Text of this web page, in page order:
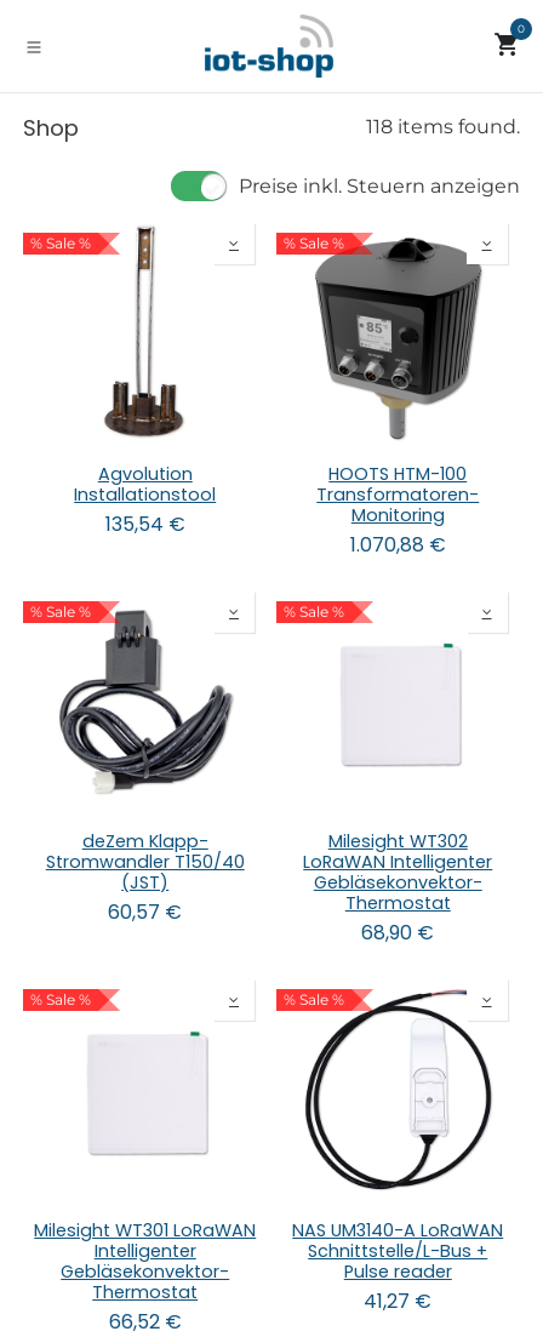
0
Shop 118 items found.
Preise inkl. Steuern anzeigen
% Sale %
Agvolution
Installationstool
135,54 €
% Sale %
HOOTS HTM-100
Transformatoren-
Monitoring
1.070,88€
% Sale %
deZem Klapp-
Stromwandler T150/40
(JST)
60,57 €
% Sale %
Milesight WT302
LoRaWAN Intelligenter
Gebläsekonvektor-
Thermostat
68,90 €
% Sale %
Milesight WT301 LoRaWAN
Intelligenter
Gebläsekonvektor-
Thermostat
66,52€
% Sale %
NAS UM3140-A LoRaWAN
Schnittstelle/L-Bus +
Pulse reader
41,27 €